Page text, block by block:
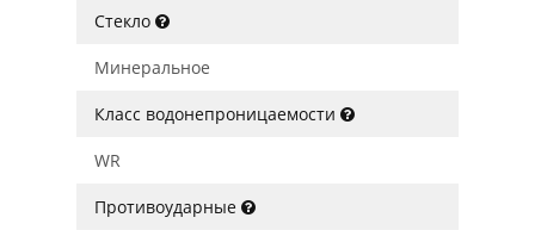
Стекло
Минеральное
Класс водонепроницаемости
WR
Противоударные